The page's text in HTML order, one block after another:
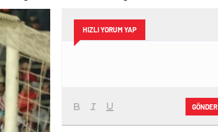
HIZLI YORUM YAP
GÖNDER